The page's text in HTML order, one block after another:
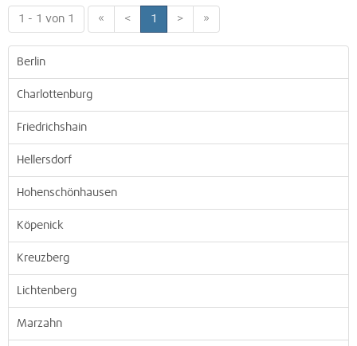
1 - 1 von 1 « < 1 > »
Berlin
Charlottenburg
Friedrichshain
Hellersdorf
Hohenschönhausen
Köpenick
Kreuzberg
Lichtenberg
Marzahn